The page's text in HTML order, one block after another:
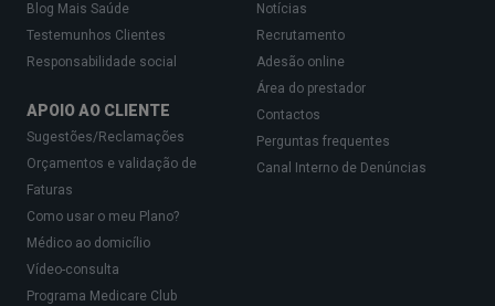
Blog Mais Saúde
Testemunhos Clientes
Responsabilidade social
APOIO AO CLIENTE
Sugestões/Reclamações
Orçamentos e validação de
Faturas
Como usar o meu Plano?
Médico ao domicílio
Vídeo-consulta
Programa Medicare Club
Notícias
Recrutamento
Adesão online
Área do prestador
Contactos
Perguntas frequentes
Canal Interno de Denúncias